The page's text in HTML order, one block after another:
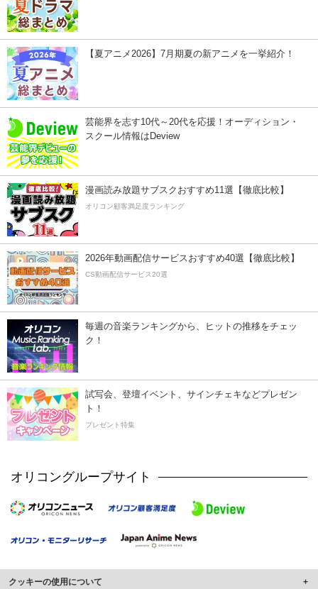
【夏アニメ2026】7月期夏の新アニメを一挙紹介！
芸能界を志す10代～20代を応援！オーディション・
スクール情報はDeview
漫画読み放題サブスクおすすめ11選【徹底比較】
オリコン顧客満足度ランキング
2026年動画配信サービスおすすめ40選【徹底比較】
CS動画配信サービス20選
毎週の音楽ランキングから、ヒットの推移をチェッ
ク！
試写会、登壇イベント、サインチェキなどプレゼン
ト！
プレゼント特集
オリコングループサイト
クッキーの使用について